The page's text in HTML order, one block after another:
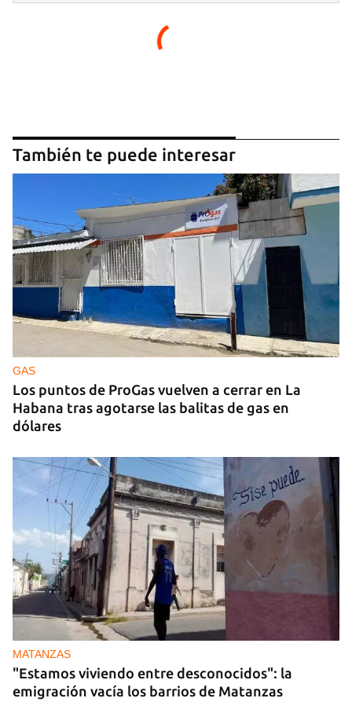
También te puede interesar
GAS
Los puntos de ProGas vuelven a cerrar en La
Habana tras agotarse las balitas de gas en
dólares
MATANZAS
"Estamos viviendo entre desconocidos": la
emigración vacía los barrios de Matanzas